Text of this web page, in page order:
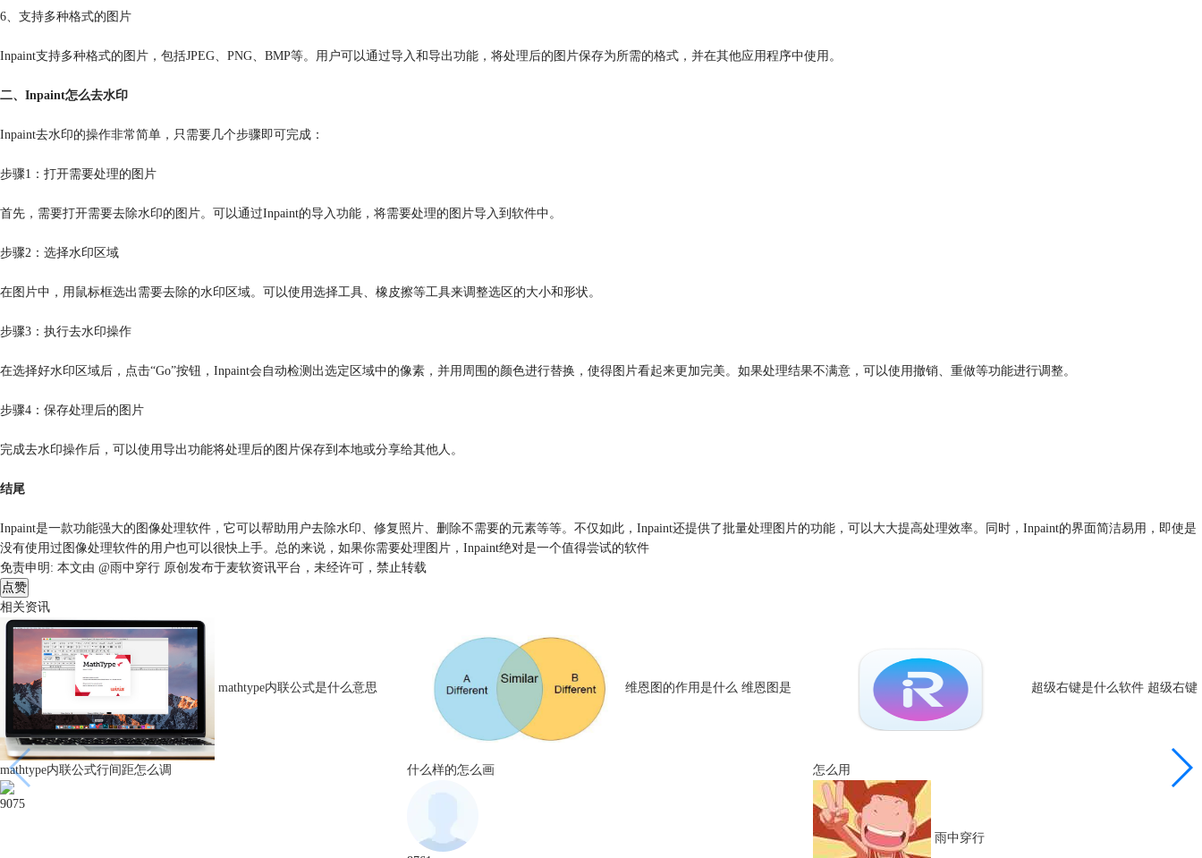
6、支持多种格式的图片
Inpaint支持多种格式的图片，包括JPEG、PNG、BMP等。用户可以通过导入和导出功能，将处理后的图片保存为所需的格式，并在其他应用程序中使用。
二、Inpaint怎么去水印
Inpaint去水印的操作非常简单，只需要几个步骤即可完成：
步骤1：打开需要处理的图片
首先，需要打开需要去除水印的图片。可以通过Inpaint的导入功能，将需要处理的图片导入到软件中。
步骤2：选择水印区域
在图片中，用鼠标框选出需要去除的水印区域。可以使用选择工具、橡皮擦等工具来调整选区的大小和形状。
步骤3：执行去水印操作
在选择好水印区域后，点击“Go”按钮，Inpaint会自动检测出选定区域中的像素，并用周围的颜色进行替换，使得图片看起来更加完美。如果处理结果不满意，可以使用撤销、重做等功能进行调整。
步骤4：保存处理后的图片
完成去水印操作后，可以使用导出功能将处理后的图片保存到本地或分享给其他人。
结尾
Inpaint是一款功能强大的图像处理软件，它可以帮助用户去除水印、修复照片、删除不需要的元素等等。不仅如此，Inpaint还提供了批量处理图片的功能，可以大大提高处理效率。同时，Inpaint的界面简洁易用，即使是
没有使用过图像处理软件的用户也可以很快上手。总的来说，如果你需要处理图片，Inpaint绝对是一个值得尝试的软件
免责申明: 本文由 @雨中穿行 原创发布于麦软资讯平台，未经许可，禁止转载
点赞
相关资讯
mathtype内联公式是什么意思
mathtype内联公式行间距怎么调
9075
维恩图的作用是什么 维恩图是
什么样的怎么画
超级右键是什么软件 超级右键
怎么用
雨中穿行